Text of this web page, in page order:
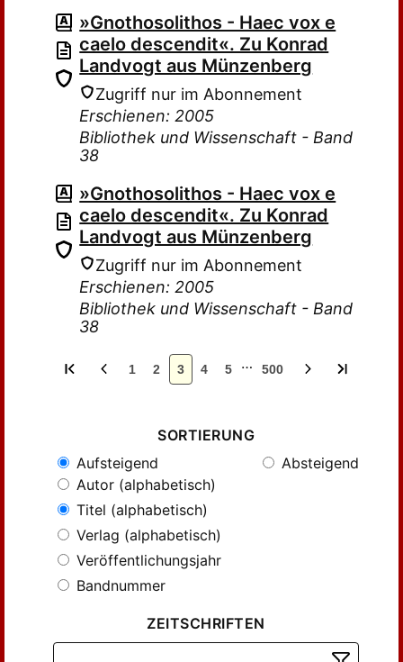
»Gnothosolithos - Haec vox e
caelo descendit«. Zu Konrad
Landvogt aus Münzenberg
Zugriff nur im Abonnement
Erschienen: 2005
Bibliothek und Wissenschaft - Band
38
»Gnothosolithos - Haec vox e
caelo descendit«. Zu Konrad
Landvogt aus Münzenberg
Zugriff nur im Abonnement
Erschienen: 2005
Bibliothek und Wissenschaft - Band
38
1 2 3 4 5 … 500
SORTIERUNG
Aufsteigend
Absteigend
Autor (alphabetisch)
Titel (alphabetisch)
Verlag (alphabetisch)
Veröffentlichungsjahr
Bandnummer
ZEITSCHRIFTEN